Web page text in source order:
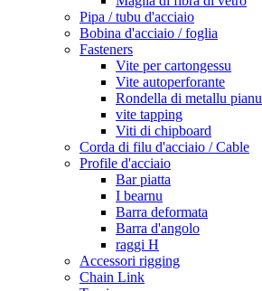
Pipa / tubu d'acciaio
Bobina d'acciaio / foglia
Fasteners
Vite per cartongessu
Vite autoperforante
Rondella di metallu pianu
vite tapping
Viti di chipboard
Corda di filu d'acciaio / Cable
Profile d'acciaio
Bar piatta
I bearnu
Barra deformata
Barra d'angolo
raggi H
Accessori rigging
Chain Link